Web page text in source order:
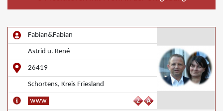
Fabian&Fabian
Astrid u. René
26419
Schortens, Kreis Friesland